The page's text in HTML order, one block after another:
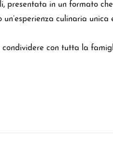
in un formato che
culinaria unica
con tutta la